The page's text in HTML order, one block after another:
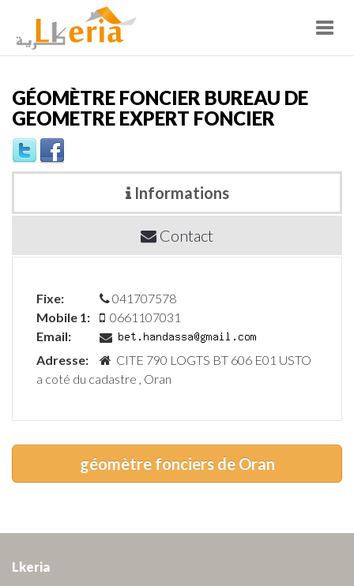
GÉOMÈTRE FONCIER BUREAU DE
GEOMETRE EXPERT FONCIER
Informations
Contact
Fixe:
041707578
Mobile 1:
0661107031
Email:
Adresse:
CITE 790 LOGTS BT 606 E01 USTO
a coté du cadastre , Oran
géomètre fonciers de Oran
Lkeria